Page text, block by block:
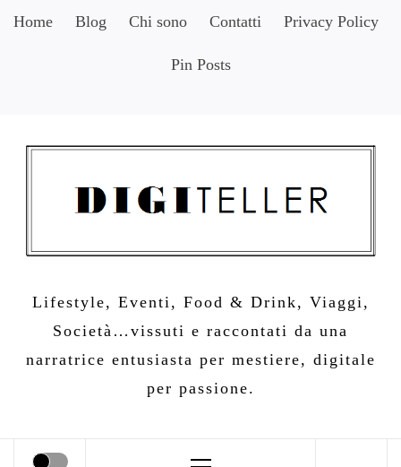
SkipHome Blog Chi sono Contatti Privacy Policy
Pin Posts
Lifestyle, Eventi, Food & Drink, Viaggi,
Società…vissuti e raccontati da una
narratrice entusiasta per mestiere, digitale
per passione.